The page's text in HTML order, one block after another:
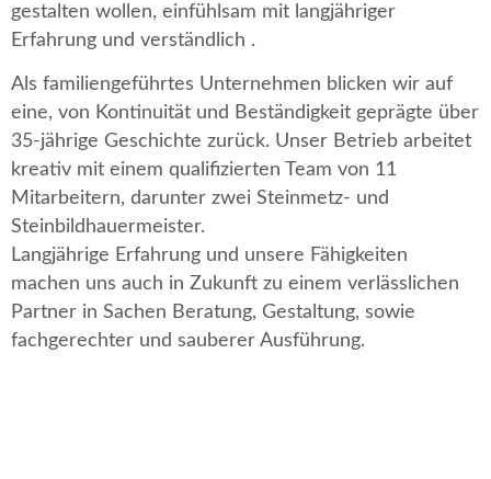
gestalten wollen, einfühlsam mit langjähriger
Erfahrung und verständlich .
Als familiengeführtes Unternehmen blicken wir auf
eine, von Kontinuität und Beständigkeit geprägte über
35-jährige Geschichte zurück. Unser Betrieb arbeitet
kreativ mit einem qualifizierten Team von 11
Mitarbeitern, darunter zwei Steinmetz- und
Steinbildhauermeister.
Langjährige Erfahrung und unsere Fähigkeiten
machen uns auch in Zukunft zu einem verlässlichen
Partner in Sachen Beratung, Gestaltung, sowie
fachgerechter und sauberer Ausführung.